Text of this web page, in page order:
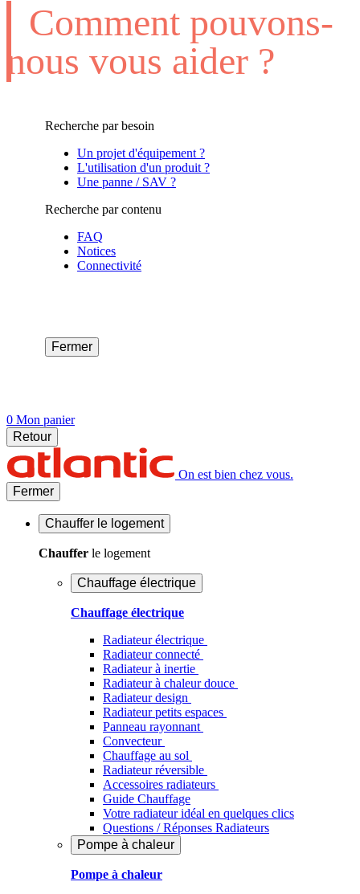
Comment pouvons-
nous vous aider ?
Recherche par besoin
Un projet d'équipement ?
L'utilisation d'un produit ?
Une panne / SAV ?
Recherche par contenu
FAQ
Notices
Connectivité
Fermer
0 Mon panier
Retour
On est bien chez vous.
Fermer
Chauffer le logement
Chauffer le logement
Chauffage électrique
Chauffage électrique
Radiateur électrique
Radiateur connecté
Radiateur à inertie
Radiateur à chaleur douce
Radiateur design
Radiateur petits espaces
Panneau rayonnant
Convecteur
Chauffage au sol
Radiateur réversible
Accessoires radiateurs
Guide Chauffage
Votre radiateur idéal en quelques clics
Questions / Réponses Radiateurs
Pompe à chaleur
Pompe à chaleur